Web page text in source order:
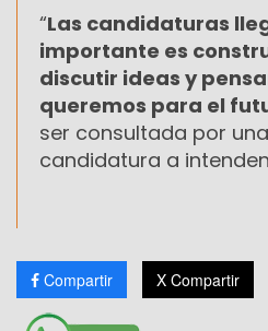
“Las candidaturas
importante es
discutir ideas y
queremos para el
ser consultada por
candidatura a
Compartir X Compartir